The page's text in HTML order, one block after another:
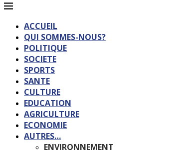
ACCUEIL
QUI SOMMES-NOUS?
POLITIQUE
SOCIETE
SPORTS
SANTE
CULTURE
EDUCATION
AGRICULTURE
ECONOMIE
AUTRES…
ENVIRONNEMENT